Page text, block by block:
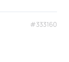
#333160